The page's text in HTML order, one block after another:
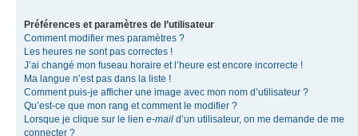
Préférences et paramètres de l’utilisateur
Comment modifier mes paramètres ?
Les heures ne sont pas correctes !
J’ai changé mon fuseau horaire et l’heure est encore incorrecte !
Ma langue n’est pas dans la liste !
Comment puis-je afficher une image avec mon nom d’utilisateur ?
Qu’est-ce que mon rang et comment le modifier ?
Lorsque je clique sur le lien e-mail d’un utilisateur, on me demande de me
connecter ?